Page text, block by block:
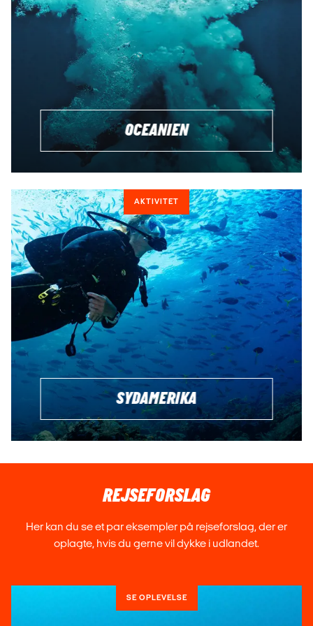
OCEANIEN
AKTIVITET
SYDAMERIKA
REJSEFORSLAG
Her kan du se et par eksempler på rejseforslag, der er
oplagte, hvis du gerne vil dykke i udlandet.
SE OPLEVELSE